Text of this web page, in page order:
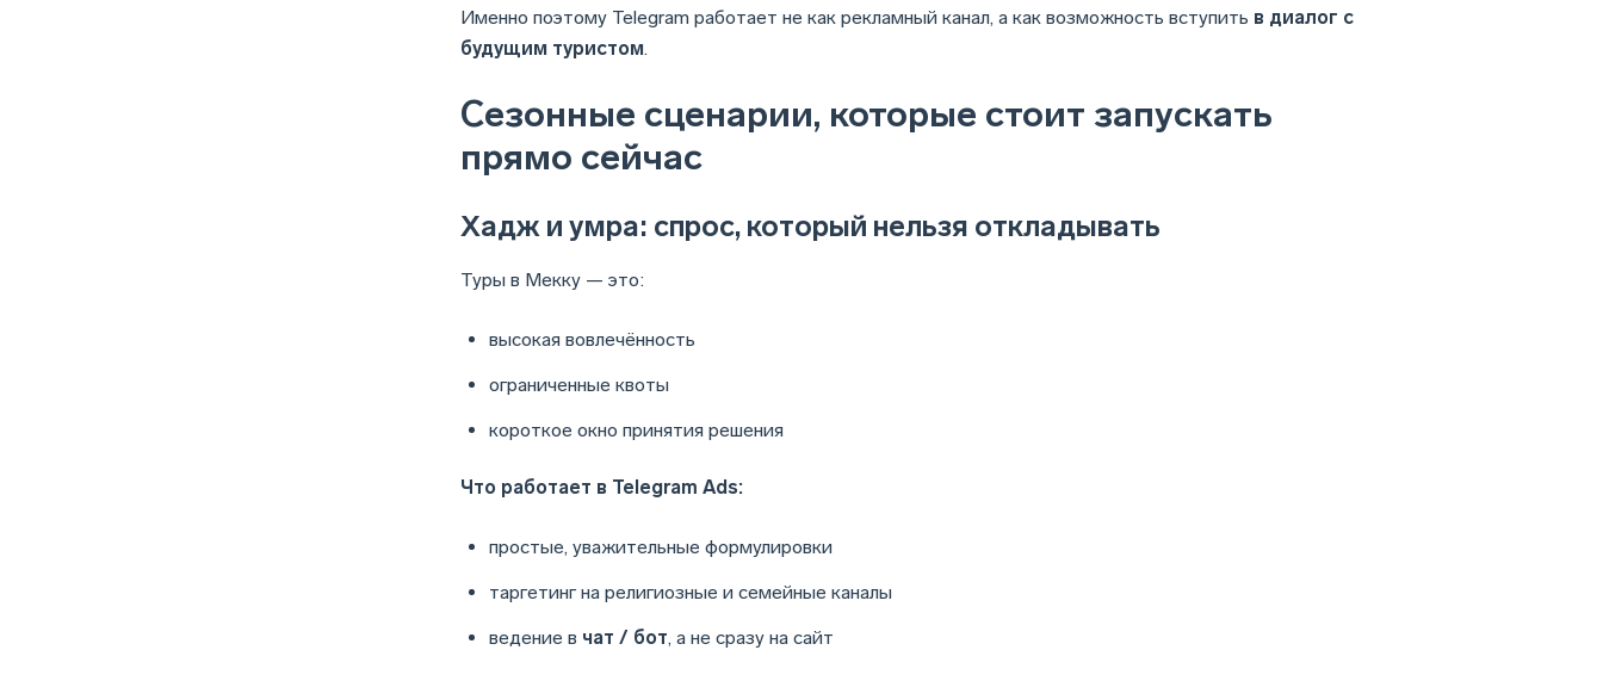
Именно поэтому Telegram работает не как рекламный канал, а как возможность вступить в диалог с
будущим туристом.
Сезонные сценарии, которые стоит запускать
прямо сейчас
Хадж и умра: спрос, который нельзя откладывать
Туры в Мекку — это:
высокая вовлечённость
ограниченные квоты
короткое окно принятия решения
Что работает в Telegram Ads:
простые, уважительные формулировки
таргетинг на религиозные и семейные каналы
ведение в чат / бот, а не сразу на сайт